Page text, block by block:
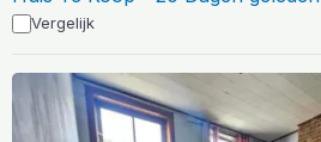
Vergelijk